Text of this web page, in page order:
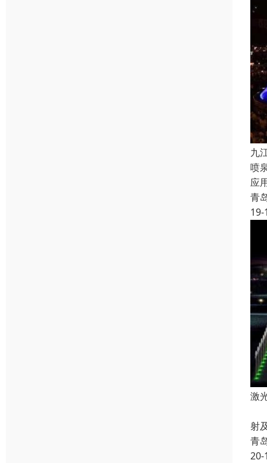
九
喷
应
青
19-
激
射
青
20-